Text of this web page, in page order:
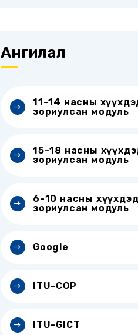
Ангилал
11-14 насны
зориулсан модуль
15-18 насны
зориулсан модуль
6-10 насны хүүхдэд
зориулсан модуль
Google
ITU-COP
ITU-GICT